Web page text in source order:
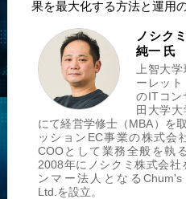
果を最大化する方法と運用
ノシク
純一 氏
上智大学
ーレッ
のITコン
田大学
にて経営学修士（MBA）を
ッションEC事業の株式会
COOとして業務全般を執
2008年にノシクミ株式会社
ンマー法人となるChum's
Ltd.を設立。